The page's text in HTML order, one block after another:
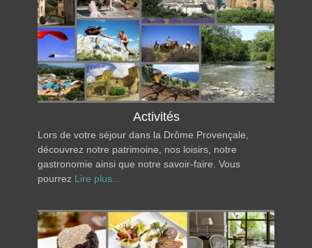
Activités
Lors de votre séjour dans la Drôme Provençale,
découvrez notre patrimoine, nos loisirs, notre
gastronomie ainsi que notre savoir-faire. Vous
pourrez Lire plus...